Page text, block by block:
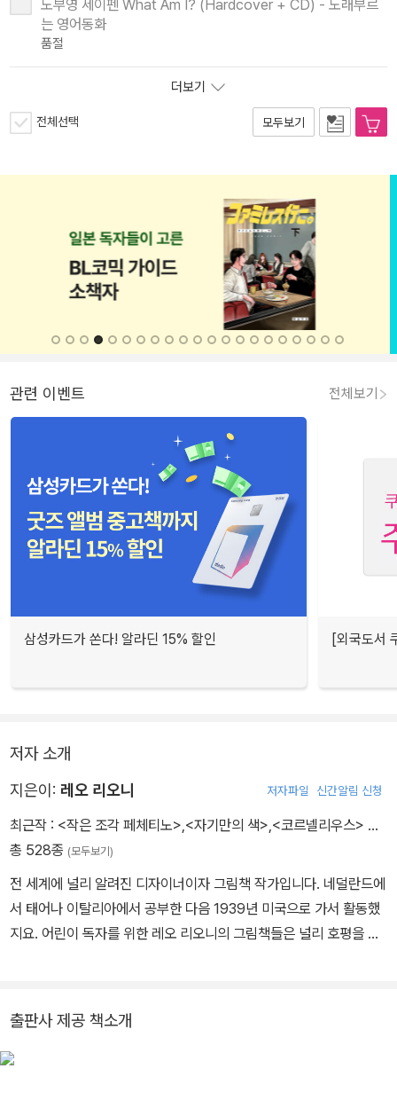
노부영 세이펜 What Am I? (Hardcover + CD) - 노래부르
는 영어동화
품절
더보기
전체선택 모두보기
관련 이벤트 전체보기
삼성카드가 쏜다! 알라딘 15% 할인 [외국도서
저자 소개
지은이: 레오 리오니 저자파일 신간알림 신청
최근작 : <작은 조각 페체티노>,<자기만의 색>,<코르넬리우스> …
총 528종 (모두보기)
전 세계에 널리 알려진 디자이너이자 그림책 작가입니다. 네덜란드에
서 태어나 이탈리아에서 공부한 다음 1939년 미국으로 가서 활동했
지요. 어린이 독자를 위한 레오 리오니의 그림책들은 널리 호평을 받
이나 매력적이지만 한동안 구하기 힘들었어요. 그러나 많은 독자의
요청 덕분에 다시 출간하게 되었어요. 〈시카고 트리뷴〉이 “간결한 우
출판사 제공 책소개